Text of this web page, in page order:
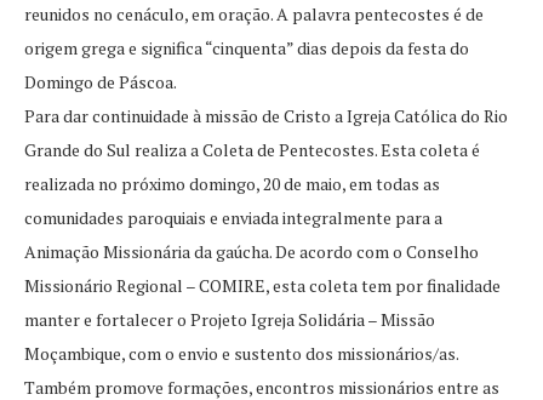
reunidos no cenáculo, em oração. A palavra pentecostes é de
origem grega e significa “cinquenta” dias depois da festa do
Domingo de Páscoa.
Para dar continuidade à missão de Cristo a Igreja Católica do Rio
Grande do Sul realiza a Coleta de Pentecostes. Esta coleta é
realizada no próximo domingo, 20 de maio, em todas as
comunidades paroquiais e enviada integralmente para a
Animação Missionária da gaúcha. De acordo com o Conselho
Missionário Regional – COMIRE, esta coleta tem por finalidade
manter e fortalecer o Projeto Igreja Solidária – Missão
Moçambique, com o envio e sustento dos missionários/as.
Também promove formações, encontros missionários entre as